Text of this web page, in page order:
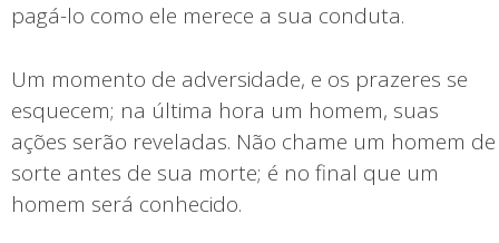
pagá-lo como ele merece a sua conduta.
Um momento de adversidade, e os prazeres se
esquecem; na última hora um homem, suas
ações serão reveladas. Não chame um homem de
sorte antes de sua morte; é no final que um
homem será conhecido.